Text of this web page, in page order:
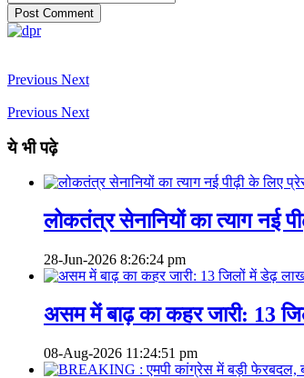
Previous Next
Previous Next
ये भी पढ़े
लोकतंत्र सेनानियों का त्याग नई
28-Jun-2026 8:26:24 pm
असम में बाढ़ का कहर जारी: 13
08-Aug-2026 11:24:51 pm